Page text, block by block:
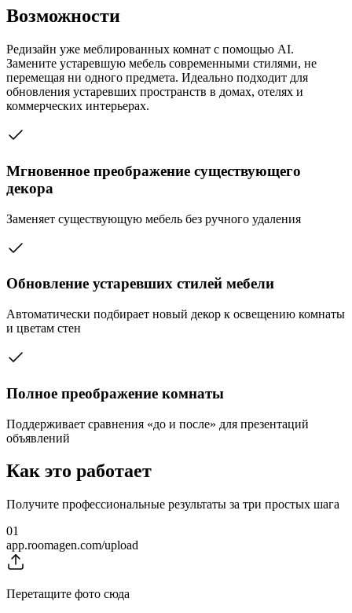
Возможности
Редизайн уже меблированных комнат с помощью AI.
Замените устаревшую мебель современными стилями, не
перемещая ни одного предмета. Идеально подходит для
обновления устаревших пространств в домах, отелях и
коммерческих интерьерах.
Мгновенное преображение существующего
декора
Заменяет существующую мебель без ручного удаления
Обновление устаревших стилей мебели
Автоматически подбирает новый декор к освещению комнаты
и цветам стен
Полное преображение комнаты
Поддерживает сравнения «до и после» для презентаций
объявлений
Как это работает
Получите профессиональные результаты за три простых шага
01
app.roomagen.com/upload
Перетащите фото сюда